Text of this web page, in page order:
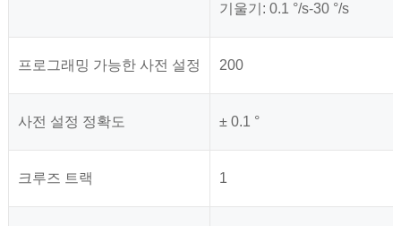
기울기: 0.1 °/s-30 °/s
프로그래밍 가능한 사전 설정 200
사전 설정 정확도 ± 0.1 °
크루즈 트랙 1